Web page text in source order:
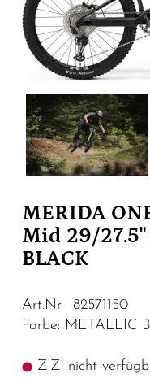
MERIDA
Mid 29/
BLACK
Art.Nr. 82571150
Farbe: METALLIC
Z.Z. nicht